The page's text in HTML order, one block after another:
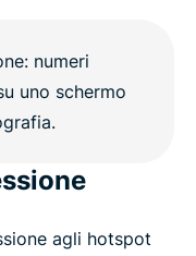
agli hotspot